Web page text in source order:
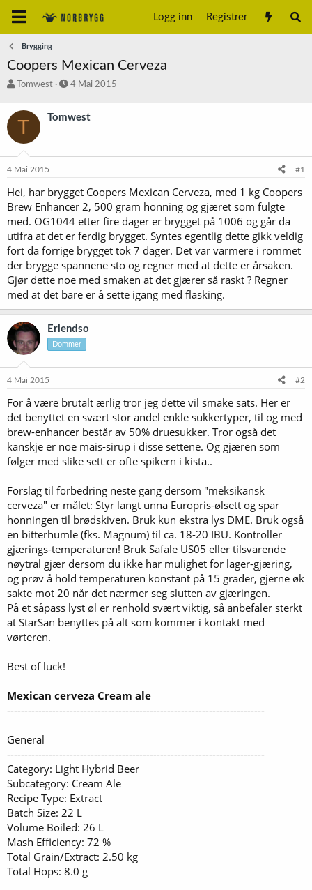
Logg inn Registrer
Brygging
Coopers Mexican Cerveza
T
å
d
a
r
e
r
Tomwest
S
r
a
4 Mai 2015
T Tomwest
4 Mai 2015 #1
Hei, har brygget Coopers Mexican Cerveza, med 1 kg Coopers
Brew Enhancer 2, 500 gram honning og gjæret som fulgte
med. OG1044 etter fire dager er brygget på 1006 og går da
utifra at det er ferdig brygget. Syntes egentlig dette gikk veldig
fort da forrige brygget tok 7 dager. Det var varmere i rommet
der brygge spannene sto og regner med at dette er årsaken.
Gjør dette noe med smaken at det gjærer så raskt ? Regner
med at det bare er å sette igang med flasking.
Erlendso
Dommer
4 Mai 2015 #2
For å være brutalt ærlig tror jeg dette vil smake sats. Her er
det benyttet en svært stor andel enkle sukkertyper, til og med
brew-enhancer består av 50% druesukker. Tror også det
kanskje er noe mais-sirup i disse settene. Og gjæren som
følger med slike sett er ofte spikern i kista..
Forslag til forbedring neste gang dersom "meksikansk
cerveza" er målet: Styr langt unna Europris-ølsett og spar
honningen til brødskiven. Bruk kun ekstra lys DME. Bruk også
en bitterhumle (fks. Magnum) til ca. 18-20 IBU. Kontroller
gjærings-temperaturen! Bruk Safale US05 eller tilsvarende
nøytral gjær dersom du ikke har mulighet for lager-gjæring,
og prøv å hold temperaturen konstant på 15 grader, gjerne øk
sakte mot 20 når det nærmer seg slutten av gjæringen.
På et såpass lyst øl er renhold svært viktig, så anbefaler sterkt
at StarSan benyttes på alt som kommer i kontakt med
vørteren.
Best of luck!
Mexican cerveza Cream ale
--------------------------------------------------------------------------
General
--------------------------------------------------------------------------
Category: Light Hybrid Beer
Subcategory: Cream Ale
Recipe Type: Extract
Batch Size: 22 L
Volume Boiled: 26 L
Mash Efficiency: 72 %
Total Grain/Extract: 2.50 kg
Total Hops: 8.0 g